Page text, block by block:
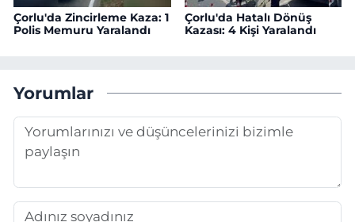
Çorlu'da Zincirleme Kaza: 1
Polis Memuru Yaralandı
Çorlu'da Hatalı Dönüş
Kazası: 4 Kişi Yaralandı
Yorumlar